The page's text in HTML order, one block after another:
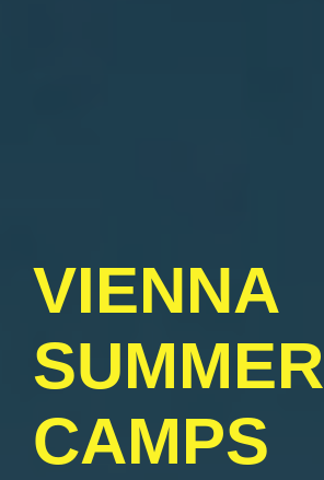
VIENNA
SUMMER
CAMPS